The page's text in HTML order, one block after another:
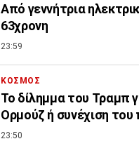
Από γεννήτρια
63χρονη
23:59
ΚΟΣΜΟΣ
Το δίλημμα του Τραμπ
Ορμούζ ή συνέχιση του
23:50